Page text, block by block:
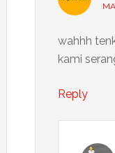
wahhh
kami
Reply